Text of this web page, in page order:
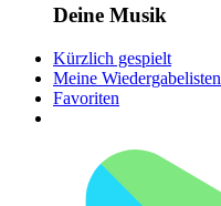
Deine Musik
Kürzlich gespielt
Meine Wiedergabelisten
Favoriten